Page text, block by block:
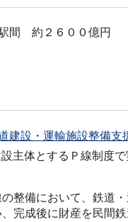
間 約２６００億円
建設・運輸施設整備支
主体とするＰ線制度で
整備において、鉄道・
完成後に財産を民間鉄